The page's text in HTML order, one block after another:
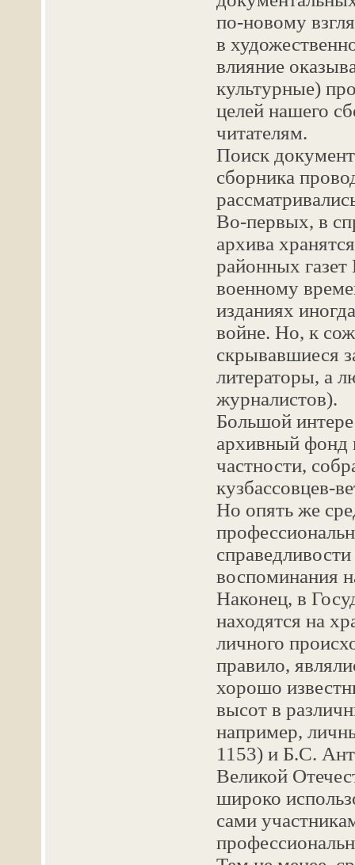
по-новому
в
влияние
культурные)
целей нашего
читателям.
Поиск
сборника
Во-первых, в
архива
районных
военному
изданиях
войне. Но, к
скрывавшиеся
литераторы, а
журналистов).
Большой
архивный фонд
частности,
кузбассовцев-
Но опять же
воспоминания
Наконец, в
находятся на
личного
правило,
хорошо
высот в
например,
1153) и Б.С.
Великой
широко
сами